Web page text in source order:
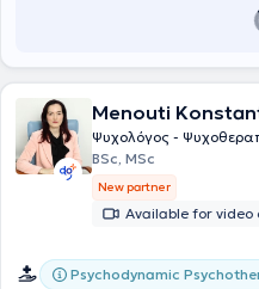
Menouti
Ψυχολόγος -
BSc, MSc
New partner
Available for video
Psychodynamic